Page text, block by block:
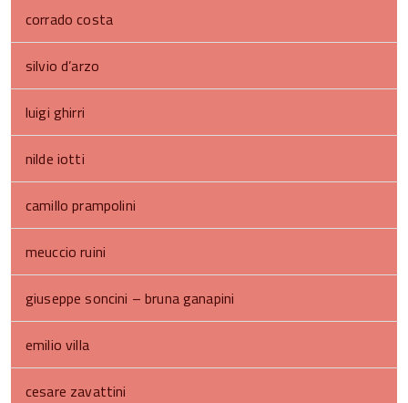
corrado costa
silvio d’arzo
luigi ghirri
nilde iotti
camillo prampolini
meuccio ruini
giuseppe soncini – bruna ganapini
emilio villa
cesare zavattini